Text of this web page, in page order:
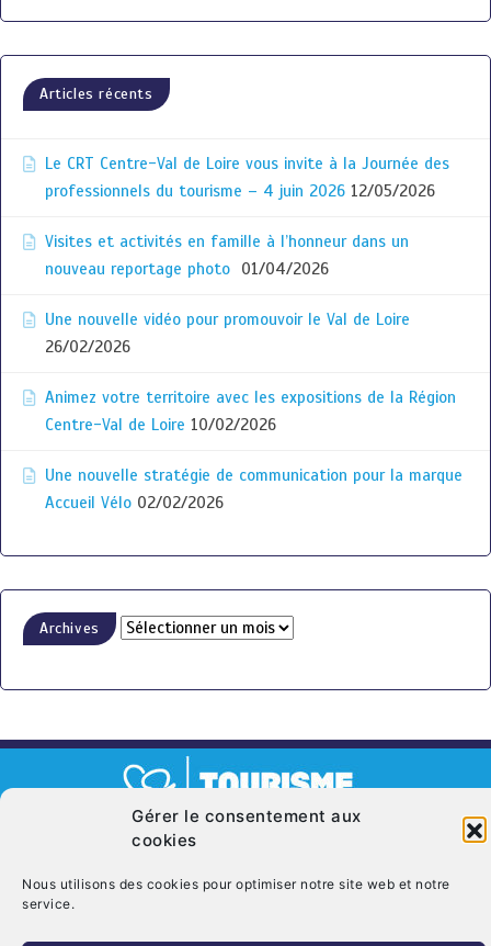
Gérer le consentement aux
cookies
Nous utilisons des cookies pour optimiser notre site web et notre
service.
Articles récents
Le CRT Centre-Val de Loire vous invite à la Journée des
professionnels du tourisme – 4 juin 2026 12/05/2026
Visites et activités en famille à l’honneur dans un
nouveau reportage photo
01/04/2026
Une nouvelle vidéo pour promouvoir le Val de Loire
26/02/2026
Animez votre territoire avec les expositions de la Région
Centre-Val de Loire 10/02/2026
Une nouvelle stratégie de communication pour la marque
Accueil Vélo 02/02/2026
Archives
© Copyright 2026. CRT Centre-Val De Loire